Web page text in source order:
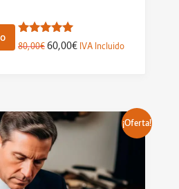
Valorado
con
80,00€ 60,00€ IVA Incluido
¡Oferta!